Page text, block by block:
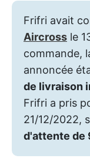
Frifri avait
Aircross le
commande,
annoncée
de livraison
Frifri a pris
21/12/2022,
d'attente de